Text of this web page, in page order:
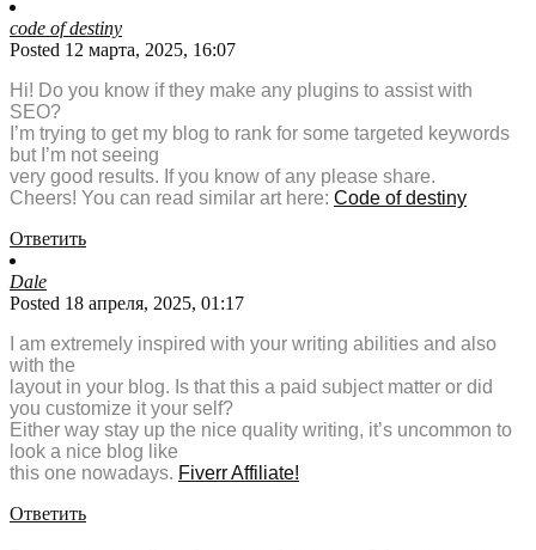
code of destiny
Posted 12 марта, 2025, 16:07
Hi! Do you know if they make any plugins to assist with
SEO?
I’m trying to get my blog to rank for some targeted keywords
but I’m not seeing
very good results. If you know of any please share.
Cheers! You can read similar art here: Code of destiny
Ответить
Dale
Posted 18 апреля, 2025, 01:17
I am extremely inspired with your writing abilities and also
with the
layout in your blog. Is that this a paid subject matter or did
you customize it your self?
Either way stay up the nice quality writing, it’s uncommon to
look a nice blog like
this one nowadays. Fiverr Affiliate!
Ответить